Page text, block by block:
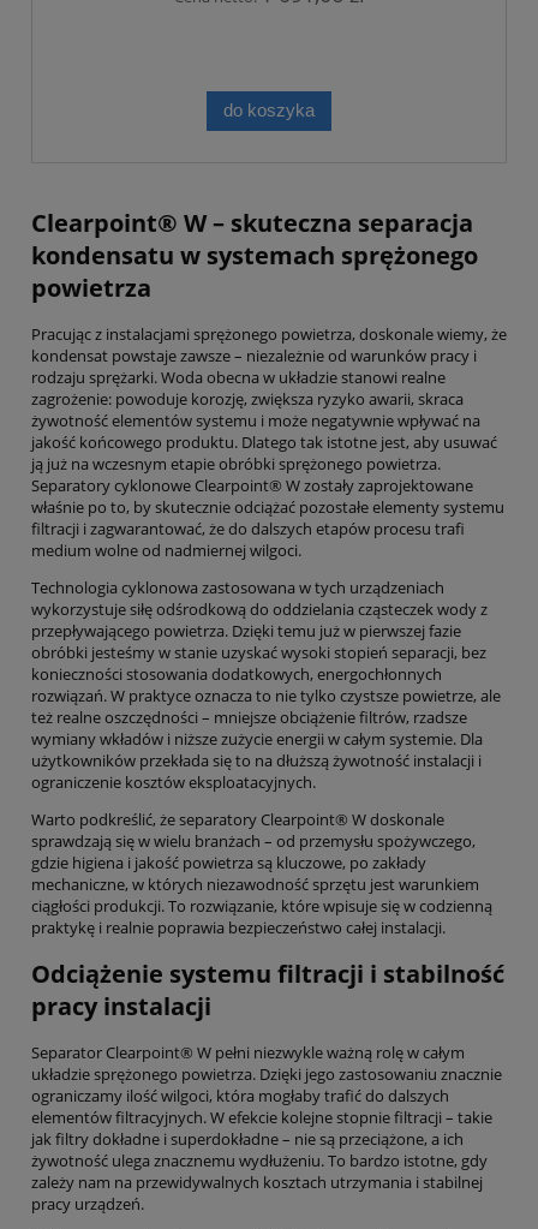
do koszyka
Clearpoint® W – skuteczna separacja
kondensatu w systemach sprężonego
powietrza
Pracując z instalacjami sprężonego powietrza, doskonale wiemy, że
kondensat powstaje zawsze – niezależnie od warunków pracy i
rodzaju sprężarki. Woda obecna w układzie stanowi realne
zagrożenie: powoduje korozję, zwiększa ryzyko awarii, skraca
żywotność elementów systemu i może negatywnie wpływać na
jakość końcowego produktu. Dlatego tak istotne jest, aby usuwać
ją już na wczesnym etapie obróbki sprężonego powietrza.
Separatory cyklonowe Clearpoint® W zostały zaprojektowane
właśnie po to, by skutecznie odciążać pozostałe elementy systemu
filtracji i zagwarantować, że do dalszych etapów procesu trafi
medium wolne od nadmiernej wilgoci.
Technologia cyklonowa zastosowana w tych urządzeniach
wykorzystuje siłę odśrodkową do oddzielania cząsteczek wody z
przepływającego powietrza. Dzięki temu już w pierwszej fazie
obróbki jesteśmy w stanie uzyskać wysoki stopień separacji, bez
konieczności stosowania dodatkowych, energochłonnych
rozwiązań. W praktyce oznacza to nie tylko czystsze powietrze, ale
też realne oszczędności – mniejsze obciążenie filtrów, rzadsze
wymiany wkładów i niższe zużycie energii w całym systemie. Dla
użytkowników przekłada się to na dłuższą żywotność instalacji i
ograniczenie kosztów eksploatacyjnych.
Warto podkreślić, że separatory Clearpoint® W doskonale
sprawdzają się w wielu branżach – od przemysłu spożywczego,
gdzie higiena i jakość powietrza są kluczowe, po zakłady
mechaniczne, w których niezawodność sprzętu jest warunkiem
ciągłości produkcji. To rozwiązanie, które wpisuje się w codzienną
praktykę i realnie poprawia bezpieczeństwo całej instalacji.
Odciążenie systemu filtracji i stabilność
pracy instalacji
Separator Clearpoint® W pełni niezwykle ważną rolę w całym
układzie sprężonego powietrza. Dzięki jego zastosowaniu znacznie
ograniczamy ilość wilgoci, która mogłaby trafić do dalszych
elementów filtracyjnych. W efekcie kolejne stopnie filtracji – takie
jak filtry dokładne i superdokładne – nie są przeciążone, a ich
żywotność ulega znacznemu wydłużeniu. To bardzo istotne, gdy
zależy nam na przewidywalnych kosztach utrzymania i stabilnej
pracy urządzeń.